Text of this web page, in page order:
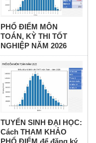
PHỔ ĐIỂM MÔN
TOÁN, KỲ THI TỐT
NGHIỆP NĂM 2026
TUYỂN SINH ĐẠI HỌC:
Cách THAM KHẢO
PHỔ ĐIỂM để đăng ký